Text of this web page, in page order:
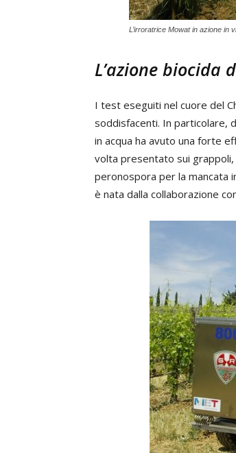
L’irroratrice Mowat in azione in
L’azione biocida
I test eseguiti nel cuore del
soddisfacenti. In particolare,
in acqua ha avuto una forte
volta presentato sui
peronospora per la mancata
è nata dalla collaborazione